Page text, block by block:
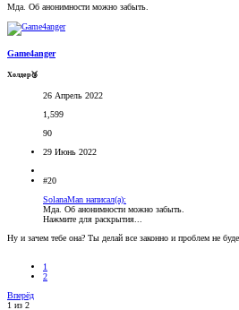
Мда. Об анонимности можно забыть.
Game4anger
Холдер🥉
26 Апрель 2022
1,599
90
29 Июнь 2022
#20
SolanaMan написал(а):
Мда. Об анонимности можно забыть.
Нажмите для раскрытия...
Ну и зачем тебе она? Ты делай все законно и проблем не
1
2
Вперёд
1 из 2